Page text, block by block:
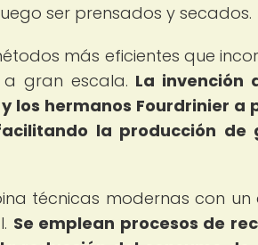
ser prensados y secados.
más eficientes que
gran escala. La invención
los hermanos Fourdrinier a
la producción de
técnicas modernas con un
Se emplean procesos de